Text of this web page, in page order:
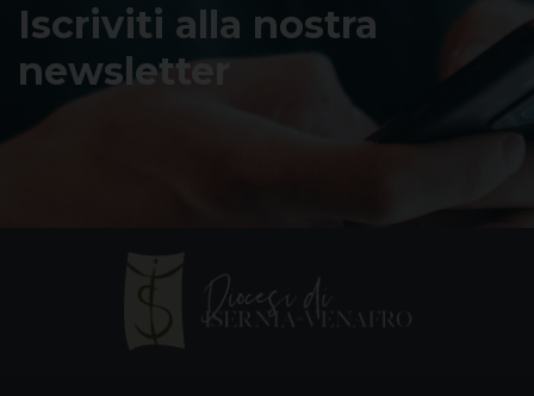
Iscriviti alla nostra
newsletter